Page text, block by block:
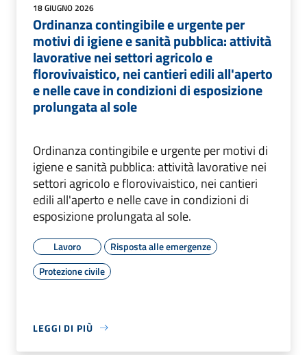
18 GIUGNO 2026
Ordinanza contingibile e urgente per
motivi di igiene e sanità pubblica: attività
lavorative nei settori agricolo e
florovivaistico, nei cantieri edili all'aperto
e nelle cave in condizioni di esposizione
prolungata al sole
Ordinanza contingibile e urgente per motivi di
igiene e sanità pubblica: attività lavorative nei
settori agricolo e florovivaistico, nei cantieri
edili all'aperto e nelle cave in condizioni di
esposizione prolungata al sole.
Lavoro
Risposta alle emergenze
Protezione civile
LEGGI DI PIÙ